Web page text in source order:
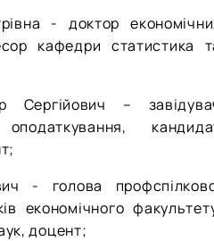
- доктор
кафедри статистика
Сергійович –
- голова
економічного
доцент;